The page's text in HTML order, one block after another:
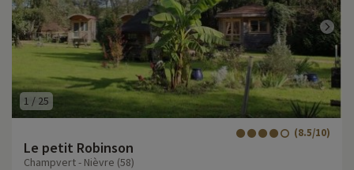
1 / 25
Le petit Robinson
(8.5/10)
Champvert - Nièvre (58)